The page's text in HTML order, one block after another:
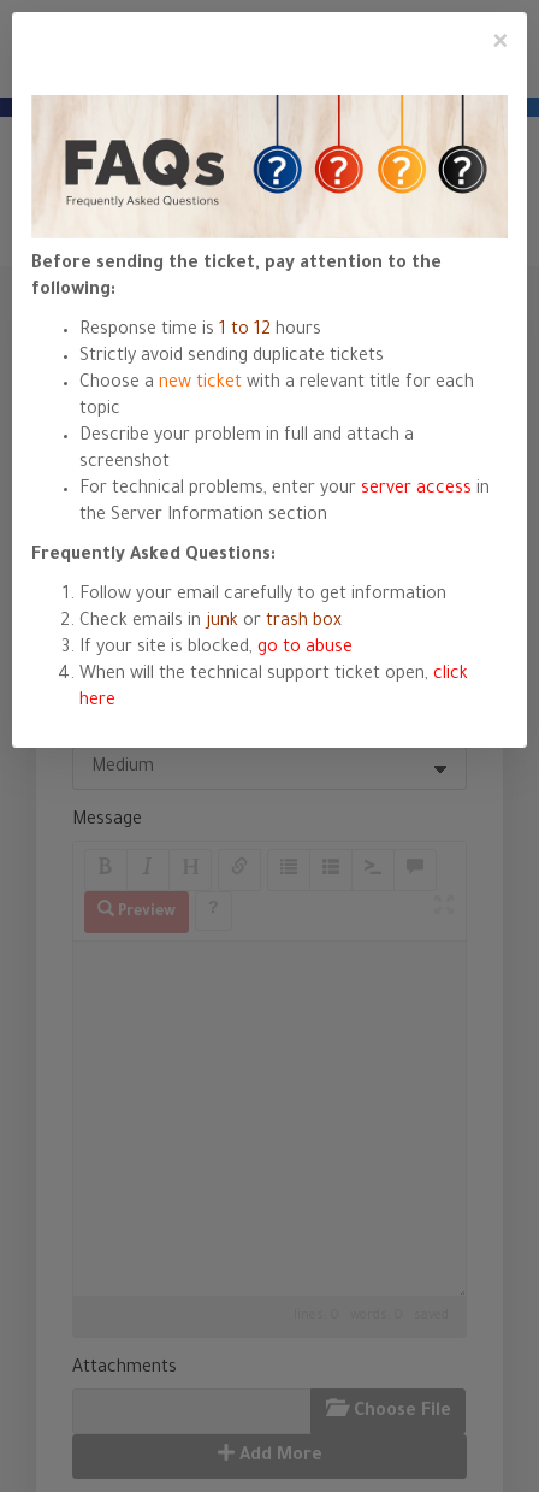
منطقة عملاء حياة هوست — للعودة للموقع الرئيسي hyyat.com ←
Menu
Open Ticket
Name
Email Address
Message
Preview
Attachments
Choose File
Add More
×
Before sending the ticket, pay attention to the
following:
Response time is 1 to 12 hours
Strictly avoid sending duplicate tickets
Choose a new ticket with a relevant title for each
topic
Describe your problem in full and attach a
screenshot
For technical problems, enter your server access in
the Server Information section
Frequently Asked Questions:
Follow your email carefully to get information
Check emails in junk or trash box
If your site is blocked, go to abuse
When will the technical support ticket open, click
here